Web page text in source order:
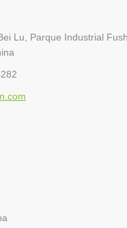
Lu, Parque Industrial